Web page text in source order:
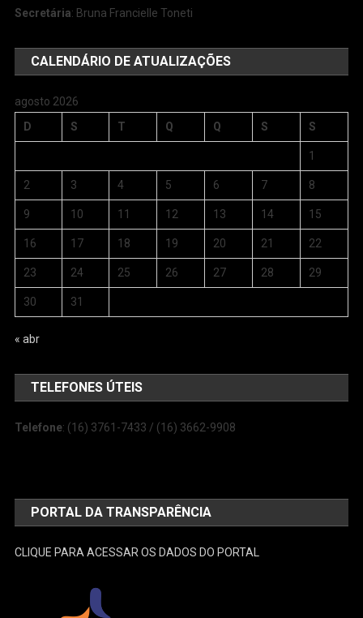
Secretária: Bruna Francielle Toneti
CALENDÁRIO DE ATUALIZAÇÕES
agosto 2026
D
S T Q Q S S
1
2 3 4 5 6 7 8
9 10 11 12 13 14 15
16 17 18 19 20 21 22
23 24 25 26 27 28 29
30 31
« abr
TELEFONES ÚTEIS
Telefone: (16) 3761-7433 / (16) 3662-9908
PORTAL DA TRANSPARÊNCIA
CLIQUE PARA ACESSAR OS DADOS DO PORTAL